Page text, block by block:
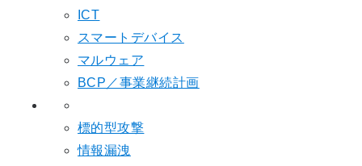
ICT
スマートデバイス
マルウェア
BCP／事業継続計画
標的型攻撃
情報漏洩